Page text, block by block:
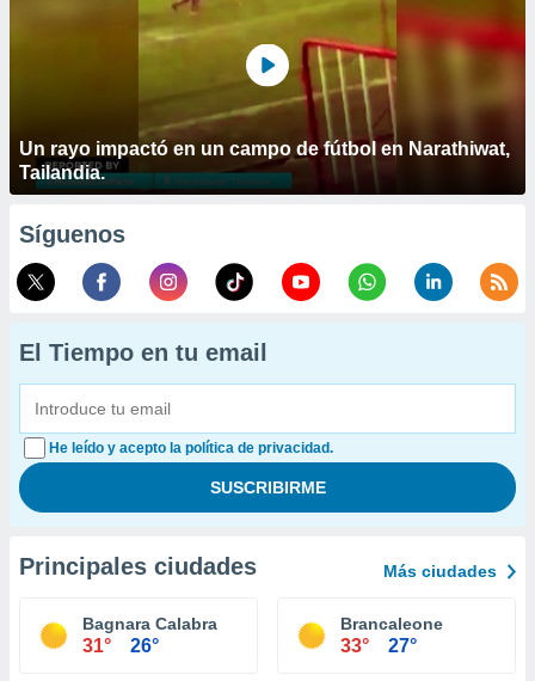
Un rayo impactó en un campo de fútbol en Narathiwat,
Tailandia.
Síguenos
El Tiempo en tu email
He leído y acepto la política de privacidad.
Principales ciudades Más ciudades
Bagnara Calabra
31° 26°
Brancaleone
33° 27°